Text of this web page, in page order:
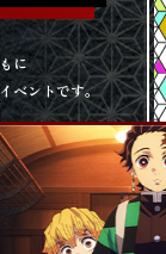
に
ベントです。